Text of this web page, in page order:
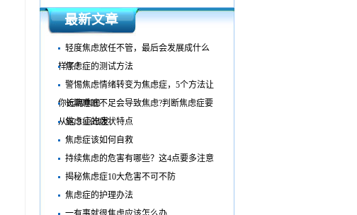
最新文章
轻度焦虑放任不管，最后会发展成什么
样子？
焦虑症的测试方法
警惕焦虑情绪转变为焦虑症，5个方法让
你远离焦虑
长期睡眠不足会导致焦虑?判断焦虑症要
从这 3 点出发
焦虑症的症状特点
焦虑症该如何自救
持续焦虑的危害有哪些？这4点要多注意
揭秘焦虑症10大危害不可不防
焦虑症的护理办法